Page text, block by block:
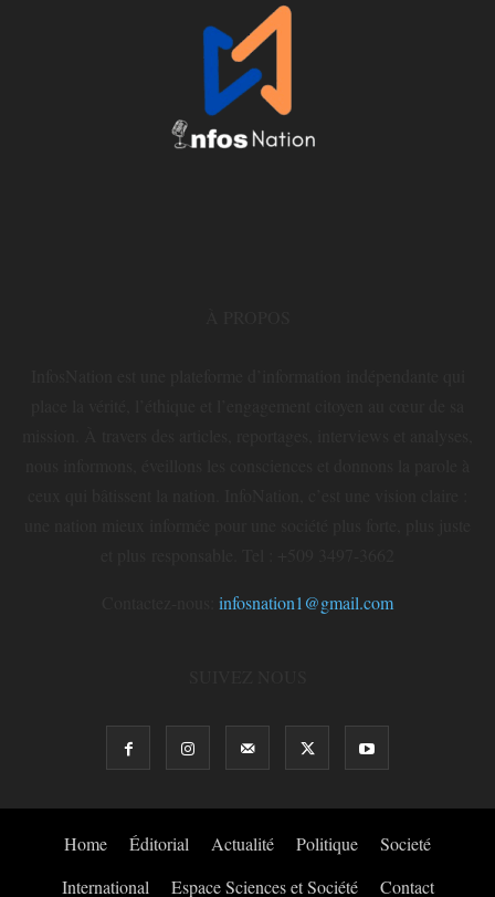
infosnation1@gmail.com
Home Éditorial Actualité Politique
Societé
International
Espace Sciences et Société Contact